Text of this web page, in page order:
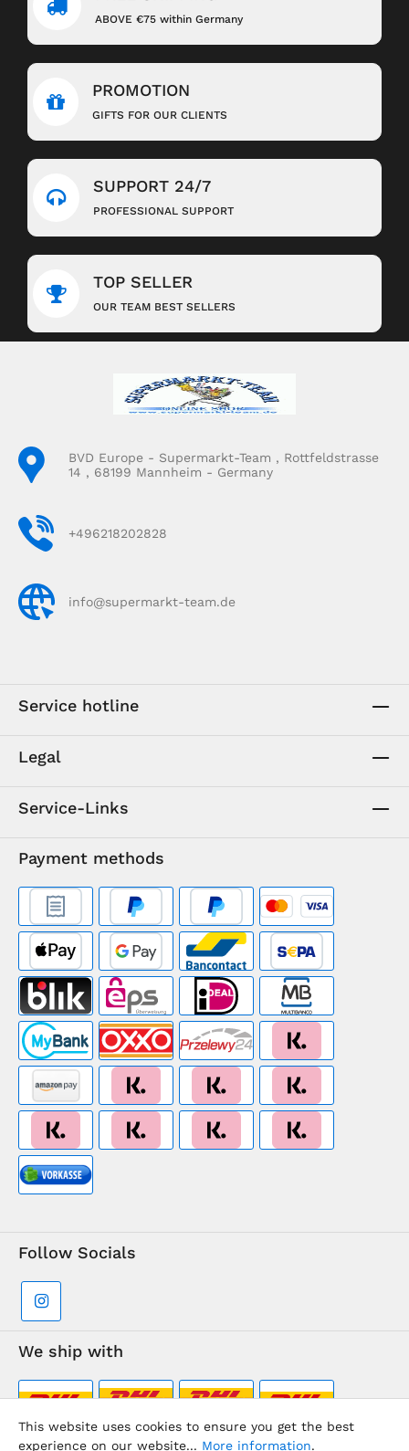
ABOVE €75 within Germany
PROMOTION
GIFTS FOR OUR CLIENTS
SUPPORT 24/7
PROFESSIONAL SUPPORT
TOP SELLER
OUR TEAM BEST SELLERS
BVD Europe - Supermarkt-Team , Rottfeldstrasse
14 , 68199 Mannheim - Germany
+496218202828
info@supermarkt-team.de
Service hotline
Legal
Service-Links
Payment methods
Follow Socials
We ship with
This website uses cookies to ensure you get the best
experience on our website... More information.